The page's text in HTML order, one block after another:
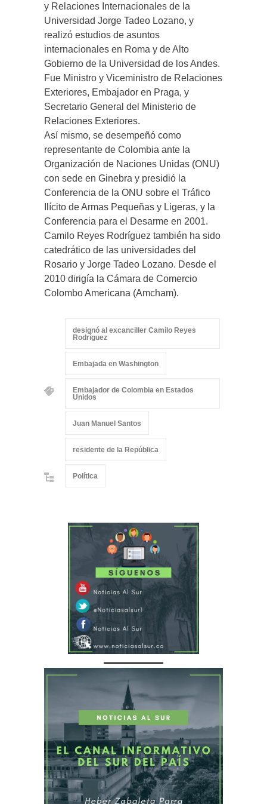
y Relaciones Internacionales de la
Universidad Jorge Tadeo Lozano, y
realizó estudios de asuntos
internacionales en Roma y de Alto
Gobierno de la Universidad de los Andes.
Fue Ministro y Viceministro de Relaciones
Exteriores, Embajador en Praga, y
Secretario General del Ministerio de
Relaciones Exteriores.
Así mismo, se desempeñó como
representante de Colombia ante la
Organización de Naciones Unidas (ONU)
con sede en Ginebra y presidió la
Conferencia de la ONU sobre el Tráfico
Ilícito de Armas Pequeñas y Ligeras, y la
Conferencia para el Desarme en 2001.
Camilo Reyes Rodríguez también ha sido
catedrático de las universidades del
Rosario y Jorge Tadeo Lozano. Desde el
2010 dirigía la Cámara de Comercio
Colombo Americana (Amcham).
designó al excanciller Camilo Reyes
Rodríguez
Embajada en Washington
Embajador de Colombia en Estados
Unidos
Juan Manuel Santos
residente de la República
Política